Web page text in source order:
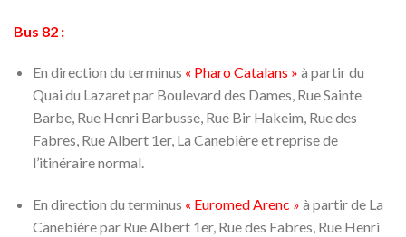
Bus 82 :
En direction du terminus « Pharo Catalans » à partir du
Quai du Lazaret par Boulevard des Dames, Rue Sainte
Barbe, Rue Henri Barbusse, Rue Bir Hakeim, Rue des
Fabres, Rue Albert 1er, La Canebière et reprise de
l’itinéraire normal.
En direction du terminus « Euromed Arenc » à partir de La
Canebière par Rue Albert 1er, Rue des Fabres, Rue Henri